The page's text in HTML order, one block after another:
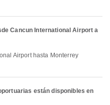
Cancun International Airport a
están disponibles en